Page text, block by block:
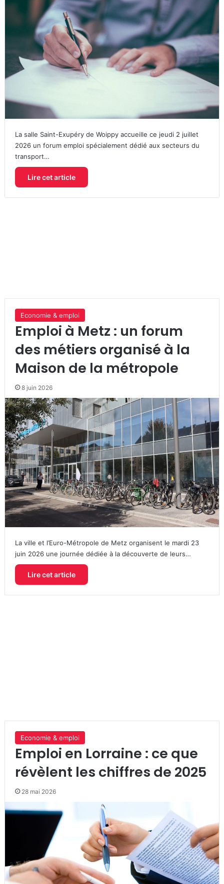
La salle Saint-Exupéry de Woippy accueille ce jeudi 2 juillet
2026 un forum emploi spécialement dédié aux secteurs du
transport…
Lire cet article
Economie & emploi
Emploi à Metz : un forum
des métiers organisé à la
Maison de la métropole
8 juin 2026
La ville et l’Euro-Métropole de Metz organisent le mardi 23
juin 2026 une journée dédiée à la découverte de leurs…
Lire cet article
Economie & emploi
Emploi en Lorraine : ce que
révèlent les chiffres de 2025
28 mai 2026